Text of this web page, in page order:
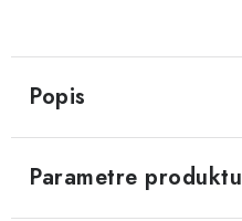
Popis
Parametre produktu